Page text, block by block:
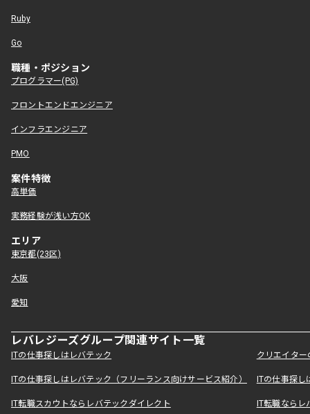
Ruby
Go
職種・ポジション
プログラマー(PG)
フロントエンドエンジニア
インフラエンジニア
PMO
案件特徴
高単価
実務経験が浅い方OK
エリア
東京都(23区)
大阪
愛知
レバレジーズグループ関連サイト一覧
ITの仕事探しはレバテック クリエイタ
ITの仕事探しはレバテック（フリーランス向けサービス紹介） ITの仕事探
IT転職スカウトならレバテックダイレクト IT転職なら